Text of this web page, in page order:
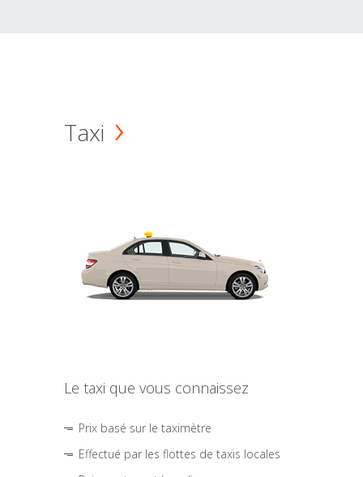
Taxi
Le taxi que vous connaissez
Prix basé sur le taximètre
Effectué par les flottes de taxis locales